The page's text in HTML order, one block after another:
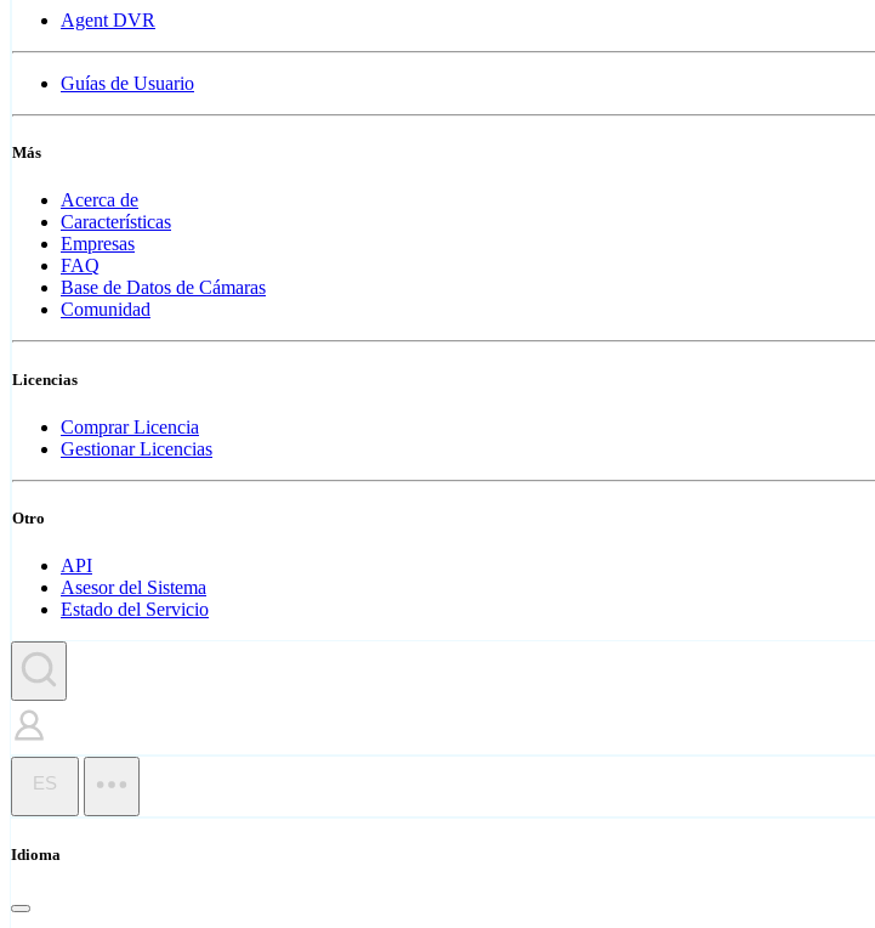
Agent DVR
Guías de Usuario
Más
Acerca de
Características
Empresas
FAQ
Base de Datos de Cámaras
Comunidad
Licencias
Comprar Licencia
Gestionar Licencias
Otro
API
Asesor del Sistema
Estado del Servicio
ES
Idioma